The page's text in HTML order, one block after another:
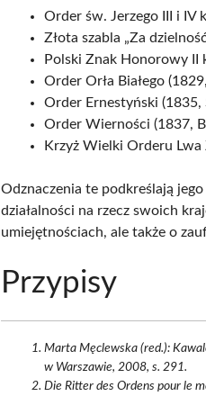
Order św. Jerzego III i IV
Złota szabla „Za
Polski Znak Honorowy II
Order Orła Białego
Order Ernestyński (1835,
Order Wierności (1837,
Krzyż Wielki Orderu Lwa
Odznaczenia te podkreślają
działalności na rzecz swoich
umiejętnościach, ale także o
Przypisy
Marta Męclewska (red.):
w Warszawie, 2008, s. 291.
Die Ritter des Ordens pour le